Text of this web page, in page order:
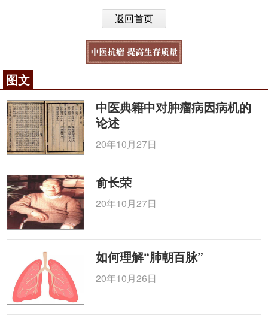
返回首页
图文
中医典籍中对肿瘤病因病机的
论述
20年10月27日
俞长荣
20年10月27日
如何理解“肺朝百脉”
20年10月26日